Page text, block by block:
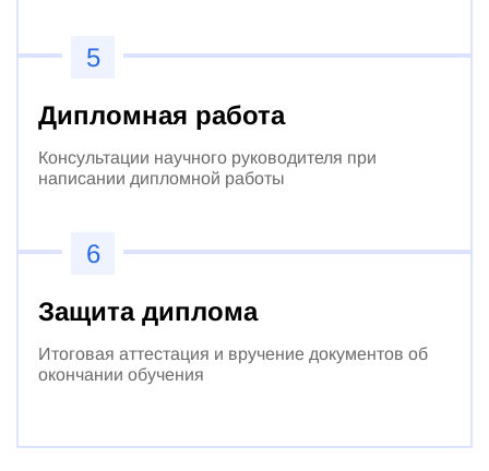
5
Дипломная работа
Консультации научного руководителя при
написании дипломной работы
6
Защита диплома
Итоговая аттестация и вручение документов об
окончании обучения